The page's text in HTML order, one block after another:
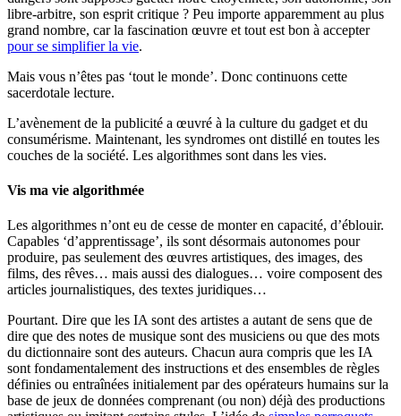
libre-arbitre, son esprit critique ? Peu importe apparemment au plus
grand nombre, car la fascination œuvre et tout est bon à accepter
pour se simplifier la vie.
Mais vous n’êtes pas ‘tout le monde’. Donc continuons cette
sacerdotale lecture.
L’avènement de la publicité a œuvré à la culture du gadget et du
consumérisme. Maintenant, les syndromes ont distillé en toutes les
couches de la société. Les algorithmes sont dans les vies.
Vis ma vie algorithmée
Les algorithmes n’ont eu de cesse de monter en capacité, d’éblouir.
Capables ‘d’apprentissage’, ils sont désormais autonomes pour
produire, pas seulement des œuvres artistiques, des images, des
films, des rêves… mais aussi des dialogues… voire composent des
articles journalistiques, des textes juridiques…
Pourtant. Dire que les IA sont des artistes a autant de sens que de
dire que des notes de musique sont des musiciens ou que des mots
du dictionnaire sont des auteurs. Chacun aura compris que les IA
sont fondamentalement des instructions et des ensembles de règles
définies ou entraînées initialement par des opérateurs humains sur la
base de jeux de données comprenant (ou non) déjà des productions